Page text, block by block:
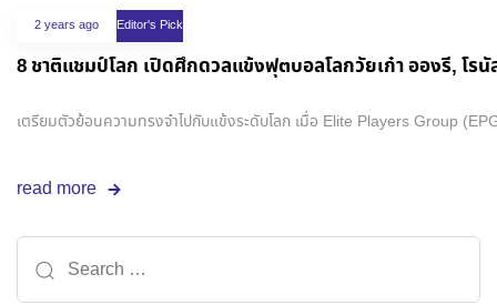
2 years ago Editor's Pick
8 ชาติแชมป์โลก เปิดศึกดวลแข้งฟุตบอลโลกวัยเก๋า อองรี, โร
เตรียมตัวย้อนความทรงจำไปกับแข้งระดับโลก เมื่อ Elite Players Group
read more